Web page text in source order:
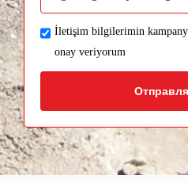
İletişim bilgilerimin
onay veriyorum